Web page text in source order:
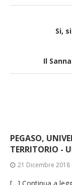
Si,
Il
PEGASO,
TERRITORIO -
21 Dicembre 2018